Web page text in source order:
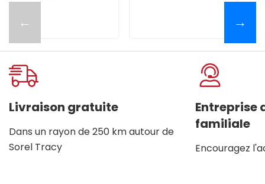
← →
Livraison gratuite
Dans un rayon de 250 km autour de
Sorel Tracy
Entreprise
familiale
Encouragez